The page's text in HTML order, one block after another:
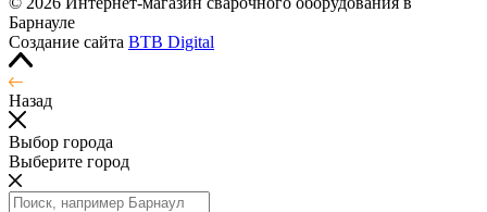
Барнауле
Создание сайта BTB Digital
Назад
Выбор города
Выберите город